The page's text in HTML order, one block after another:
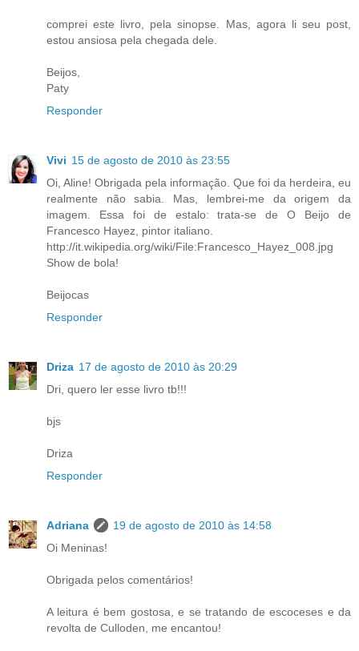
comprei este livro, pela sinopse. Mas, agora li seu post,
estou ansiosa pela chegada dele.
Beijos,
Paty
Responder
Vivi 15 de agosto de 2010 às 23:55
Oi, Aline! Obrigada pela informação. Que foi da herdeira, eu
realmente não sabia. Mas, lembrei-me da origem da
imagem. Essa foi de estalo: trata-se de O Beijo de
Francesco Hayez, pintor italiano.
http://it.wikipedia.org/wiki/File:Francesco_Hayez_008.jpg
Show de bola!
Beijocas
Responder
Driza 17 de agosto de 2010 às 20:29
Dri, quero ler esse livro tb!!!
bjs
Driza
Responder
Adriana
19 de agosto de 2010 às 14:58
Oi Meninas!
Obrigada pelos comentários!
A leitura é bem gostosa, e se tratando de escoceses e da
revolta de Culloden, me encantou!